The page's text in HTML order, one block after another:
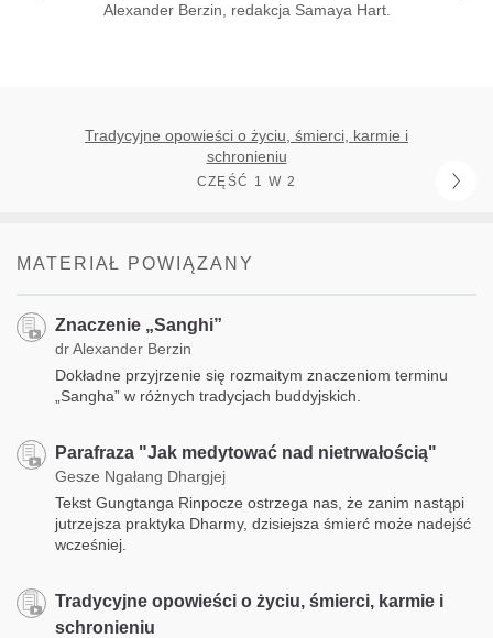
Alexander Berzin, redakcja Samaya Hart.
Tradycyjne opowieści o życiu, śmierci, karmie i
schronieniu
CZĘŚĆ 1 W 2
MATERIAŁ POWIĄZANY
Znaczenie „Sanghi”
dr Alexander Berzin
Dokładne przyjrzenie się rozmaitym znaczeniom terminu
„Sangha” w różnych tradycjach buddyjskich.
Parafraza "Jak medytować nad nietrwałością"
Gesze Ngałang Dhargjej
Tekst Gungtanga Rinpocze ostrzega nas, że zanim nastąpi
jutrzejsza praktyka Dharmy, dzisiejsza śmierć może nadejść
wcześniej.
Tradycyjne opowieści o życiu, śmierci, karmie i
schronieniu